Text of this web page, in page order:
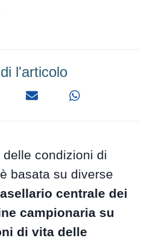
l'articolo
condizioni di
basata su diverse
centrale dei
campionaria su
di vita delle